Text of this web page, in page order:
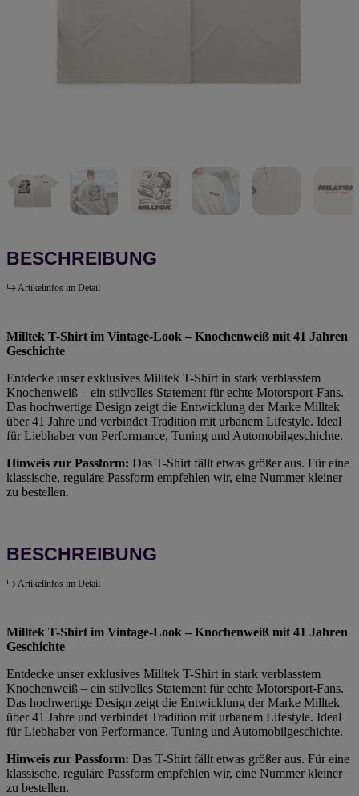
BESCHREIBUNG
Artikelinfos im Detail
Milltek T-Shirt im Vintage-Look – Knochenweiß mit 41 Jahren
Geschichte
Entdecke unser exklusives Milltek T-Shirt in stark verblasstem
Knochenweiß – ein stilvolles Statement für echte Motorsport-Fans.
Das hochwertige Design zeigt die Entwicklung der Marke Milltek
über 41 Jahre und verbindet Tradition mit urbanem Lifestyle. Ideal
für Liebhaber von Performance, Tuning und Automobilgeschichte.
Hinweis zur Passform: Das T-Shirt fällt etwas größer aus. Für eine
klassische, reguläre Passform empfehlen wir, eine Nummer kleiner
zu bestellen.
BESCHREIBUNG
Artikelinfos im Detail
Milltek T-Shirt im Vintage-Look – Knochenweiß mit 41 Jahren
Geschichte
Entdecke unser exklusives Milltek T-Shirt in stark verblasstem
Knochenweiß – ein stilvolles Statement für echte Motorsport-Fans.
Das hochwertige Design zeigt die Entwicklung der Marke Milltek
über 41 Jahre und verbindet Tradition mit urbanem Lifestyle. Ideal
für Liebhaber von Performance, Tuning und Automobilgeschichte.
Hinweis zur Passform: Das T-Shirt fällt etwas größer aus. Für eine
klassische, reguläre Passform empfehlen wir, eine Nummer kleiner
zu bestellen.